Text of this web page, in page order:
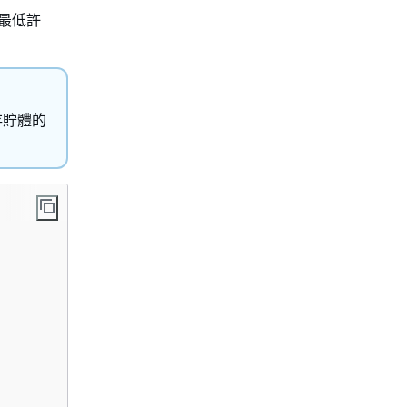
低許
體的